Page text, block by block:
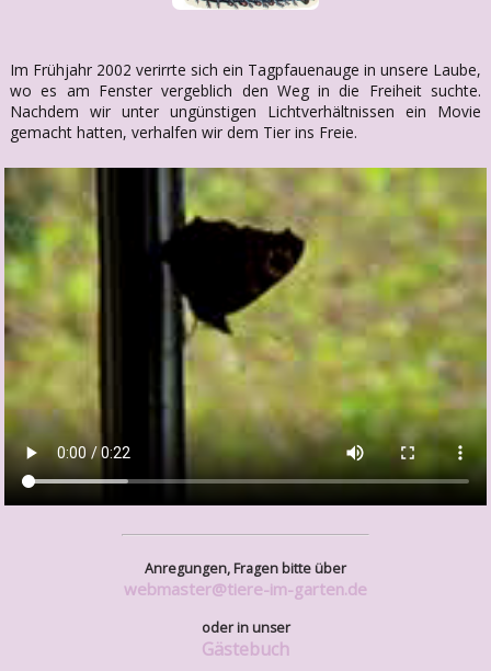
Im Frühjahr 2002 verirrte sich ein Tagpfauenauge in unsere Laube,
wo es am Fenster vergeblich den Weg in die Freiheit suchte.
Nachdem wir unter ungünstigen Lichtverhältnissen ein Movie
gemacht hatten, verhalfen wir dem Tier ins Freie.
Anregungen, Fragen bitte über
webmaster@tiere-im-garten.de
oder in unser
Gästebuch